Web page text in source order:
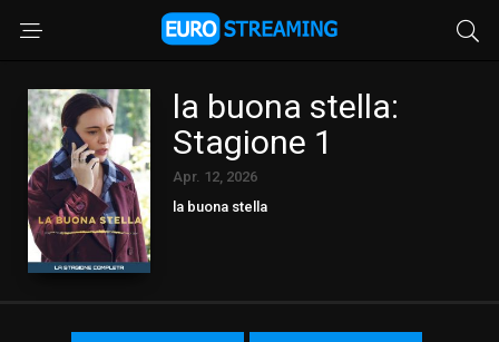
la buona stella:
Stagione 1
Apr. 12, 2026
la buona stella